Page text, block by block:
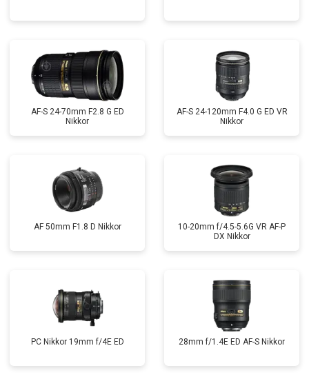
AF-S 24-70mm F2.8 G ED
Nikkor
AF-S 24-120mm F4.0 G ED VR
Nikkor
AF 50mm F1.8 D Nikkor
10-20mm f/4.5-5.6G VR AF-P
DX Nikkor
PC Nikkor 19mm f/4E ED 28mm f/1.4E ED AF-S Nikkor